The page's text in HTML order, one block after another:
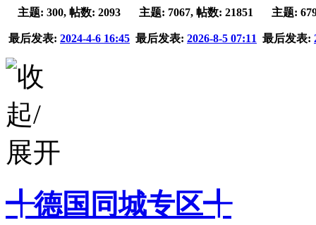
主题: 300, 帖数: 2093
最后发表: 2024-4-6 16:45
主题: 7067, 帖数: 21851
最后发表: 2026-8-5 07:11
主题:
最后发表:
╃德国同城专区╃